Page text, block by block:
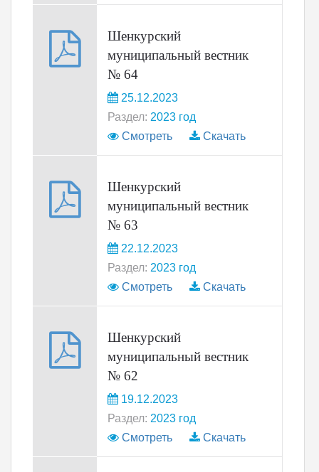
Шенкурский
муниципальный вестник
№ 64
25.12.2023
Раздел: 2023 год
Смотреть
Скачать
Шенкурский
муниципальный вестник
№ 63
22.12.2023
Раздел: 2023 год
Смотреть
Скачать
Шенкурский
муниципальный вестник
№ 62
19.12.2023
Раздел: 2023 год
Смотреть
Скачать